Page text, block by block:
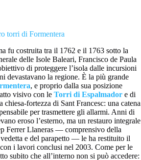
torri di Formentera
fu costruita tra il 1762 e il 1763 sotto la
delle Isole Baleari, Francisco de Paula
di proteggere l’isola dalle incursioni
devastavano la regione. È la più grande
, e proprio dalla sua posizione
visivo con le Torri di Espalmador e di
chiesa-fortezza di Sant Francesc: una catena
per trasmettere gli allarmi. Anni di
eroso l’esterno, ma un restauro integrale
Ferrer Llaneras — comprensivo della
e del parapetto — le ha restituito il
i lavori conclusi nel 2003. Come per le
subito che all’interno non si può accedere: